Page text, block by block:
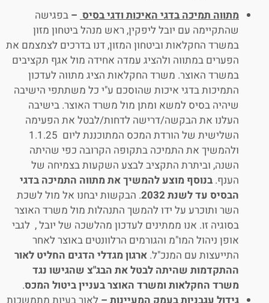
מתווה תמיכה בדגי האיכות ודגי בסיס – בפגישה
שהתקיימה עם יובל ליפקין, ראש מנהל ביטחון מזון
במשרד החקלאות וביטחון המזון, דנו בדרכים לצמצמם את
הפערים במתווה ולהציג עמדה אחידה מול אגף תקציבים
במשרד האוצר. משרד החקלאות הציג מתווה לעדכון
התמיכות בדגי איכות שהוסכם ע"י כל משתתפי הישיבה
שיהיה בסיס למשא ומתן מול משרד האוצר. בישיבה
העלנו את הבקשה/דרישה לדחות/לבטל את הפעימה
השלישית של הורדת המכס המתוכננת ליום 1.1.25
ולהמשיך את התמיכה בתקופה הקרובה כפי שהיתה
השנה, וביתרת התקציב לבצע השקעות בצמיחה של
הענף. בנוסף מוצע להמשיך את מתווה התמיכה בדגי
הבסיס עד לשנת 2032
. הבקשות יבחנו אל מול לשכת
השר ותוכרע על ידו להמשך התנהלות מול משרד האוצר
בסוגיה זו. אנו ממתינים לעדכון מהלשכה של יובל , לגבי
אופן ניהול המו"מ והגורמים הרלוונטים באוצר לאחר
התייעצות עם המנכ"ל. ארגון מגדלי הדגים החליט לאור
ההתקדמות שהיתה לבטל את הבג"צ שהגישו נגד
משרד החקלאות ומשרד האוצר בעניין ביטול המכס.